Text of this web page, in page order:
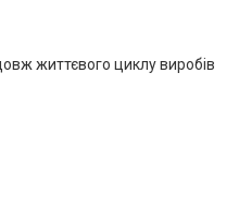
життєвого циклу виробів